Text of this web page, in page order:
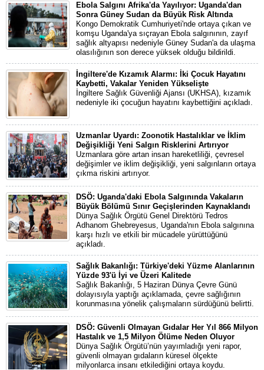
Ebola Salgını Afrika'da Yayılıyor: Uganda'dan
Sonra Güney Sudan da Büyük Risk Altında
Kongo Demokratik Cumhuriyeti'nde ortaya çıkan ve
komşu Uganda'ya sıçrayan Ebola salgınının, zayıf
sağlık altyapısı nedeniyle Güney Sudan'a da ulaşma
olasılığının son derece yüksek olduğu bildirildi.
İngiltere'de Kızamık Alarmı: İki Çocuk Hayatını
Kaybetti, Vakalar Yeniden Yükselişte
İngiltere Sağlık Güvenliği Ajansı (UKHSA), kızamık
nedeniyle iki çocuğun hayatını kaybettiğini açıkladı.
Uzmanlar Uyardı: Zoonotik Hastalıklar ve İklim
Değişikliği Yeni Salgın Risklerini Artırıyor
Uzmanlara göre artan insan hareketliliği, çevresel
değişimler ve iklim değişikliği, yeni salgınların ortaya
çıkma riskini artırıyor.
DSÖ: Uganda'daki Ebola Salgınında Vakaların
Büyük Bölümü Sınır Geçişlerinden Kaynaklandı
Dünya Sağlık Örgütü Genel Direktörü Tedros
Adhanom Ghebreyesus, Uganda'nın Ebola salgınına
karşı hızlı ve etkili bir mücadele yürüttüğünü
açıkladı.
Sağlık Bakanlığı: Türkiye'deki Yüzme Alanlarının
Yüzde 93'ü İyi ve Üzeri Kalitede
Sağlık Bakanlığı, 5 Haziran Dünya Çevre Günü
dolayısıyla yaptığı açıklamada, çevre sağlığının
korunmasına yönelik çalışmaların sürdüğünü belirtti.
DSÖ: Güvenli Olmayan Gıdalar Her Yıl 866 Milyon
Hastalık ve 1,5 Milyon Ölüme Neden Oluyor
Dünya Sağlık Örgütü’nün yayımladığı yeni rapor,
güvenli olmayan gıdaların küresel ölçekte
milyonlarca insanı etkilediğini ortaya koydu.